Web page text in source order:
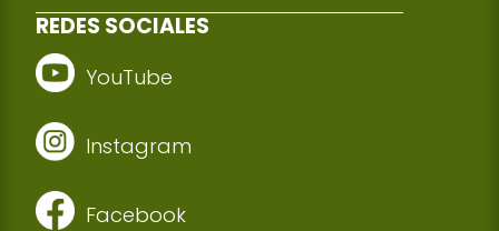
REDES SOCIALES
YouTube
Instagram
Facebook